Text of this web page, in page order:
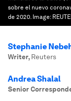
sobre el nuevo
de 2020. Image:
Stephanie
Writer, Reuters
Andrea Shalal
Senior